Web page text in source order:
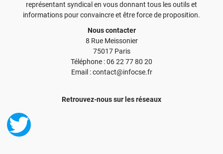
représentant syndical en vous donnant tous les outils et
informations pour convaincre et être force de proposition.
Nous contacter
8 Rue Meissonier
75017 Paris
Téléphone : 06 22 77 80 20
Email : contact@infocse.fr
Retrouvez-nous sur les réseaux